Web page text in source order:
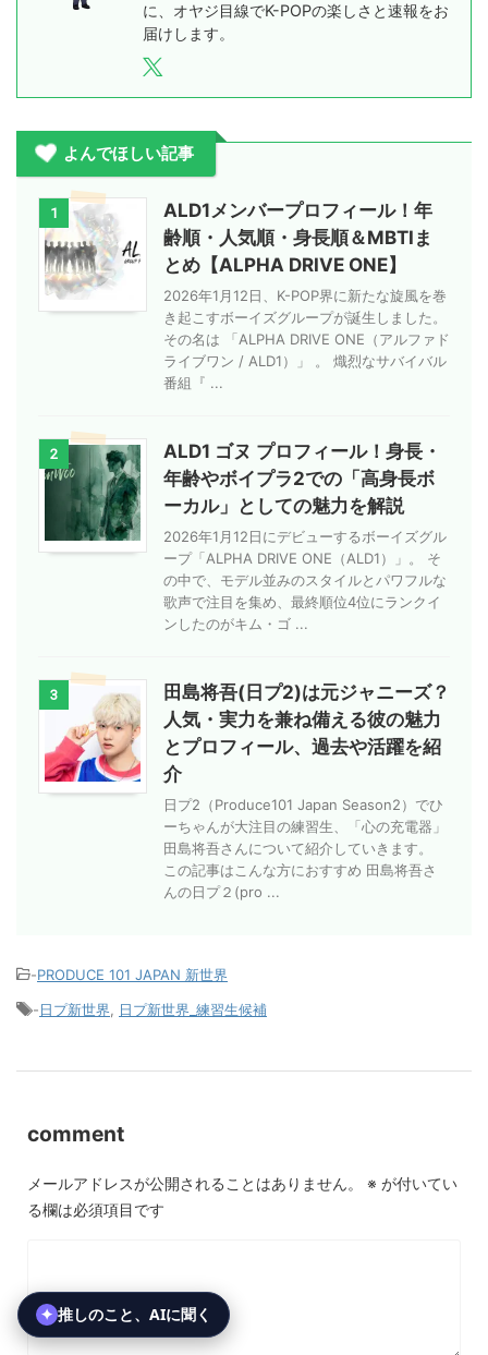
に、オヤジ目線でK-POPの楽しさと速報をお
届けします。
よんでほしい記事
1
ALD1メンバープロフィール！年
齢順・人気順・身長順＆MBTIま
とめ【ALPHA DRIVE ONE】
2026年1月12日、K-POP界に新たな旋風を巻
き起こすボーイズグループが誕生しました。
その名は 「ALPHA DRIVE ONE（アルファド
ライブワン / ALD1）」 。 熾烈なサバイバル
番組『 ...
2
ALD1 ゴヌ プロフィール！身長・
年齢やボイプラ2での「高身長ボ
ーカル」としての魅力を解説
2026年1月12日にデビューするボーイズグル
ープ「ALPHA DRIVE ONE（ALD1）」。 そ
の中で、モデル並みのスタイルとパワフルな
歌声で注目を集め、最終順位4位にランクイ
ンしたのがキム・ゴ ...
3
田島将吾(日プ2)は元ジャニーズ？
人気・実力を兼ね備える彼の魅力
とプロフィール、過去や活躍を紹
介
日プ2（Produce101 Japan Season2）でひ
ーちゃんが大注目の練習生、「心の充電器」
田島将吾さんについて紹介していきます。
この記事はこんな方におすすめ 田島将吾さ
んの日プ２(pro ...
-PRODUCE 101 JAPAN 新世界
-日プ新世界 日プ新世界_練習生候補
comment
メールアドレスが公開されることはありません。 ※ が付いてい
る欄は必須項目です